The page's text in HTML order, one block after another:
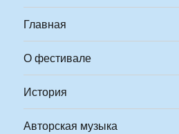
Главная
О фестивале
История
Авторская музыка